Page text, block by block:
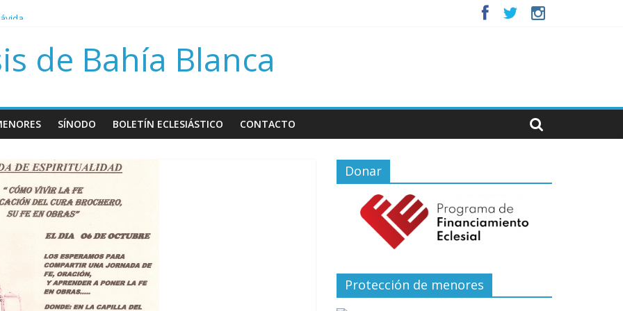
del día del niño por nacer
de Bahía Blanca
SÍNODO BOLETÍN ECLESIÁSTICO CONTACTO
Donar
Protección de menores